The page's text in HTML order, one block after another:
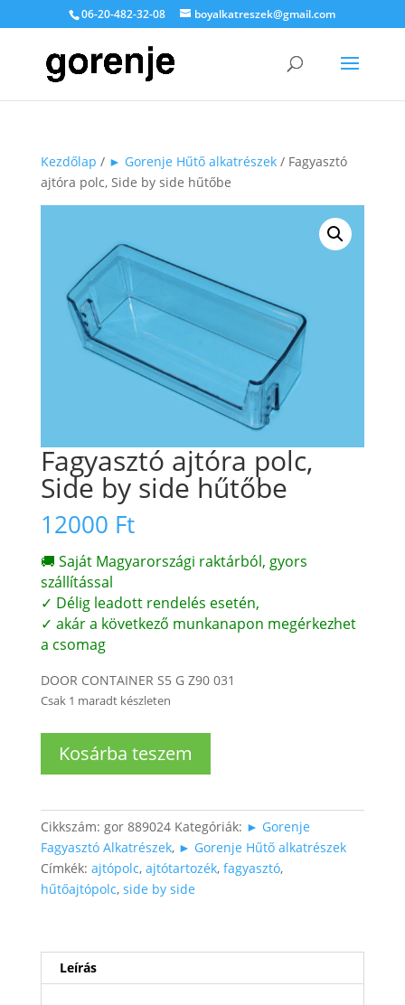
06-20-482-32-08 boyalkatreszek@gmail.com
Kezdőlap / ► Gorenje Hűtő alkatrészek/ Fagyasztó
ajtóra polc, Side by side hűtőbe
Fagyasztó ajtóra polc,
Side by side hűtőbe
12000 Ft
🚚 Saját Magyarországi raktárból, gyors
szállítással
✓ Délig leadott rendelés esetén,
✓ akár a következő munkanapon megérkezhet
a csomag
DOOR CONTAINER S5 G Z90 031
Csak 1 maradt készleten
Fagyasztó
ajtóra
by
side
hűtőbe
mennyiség
Kosárba teszem
Cikkszám: gor 889024 Kategóriák: ► Gorenje
Fagyasztó Alkatrészek, ► Gorenje Hűtő alkatrészek
Címkék: ajtópolc, ajtótartozék, fagyasztó,
hűtőajtópolc, side by side
Leírás